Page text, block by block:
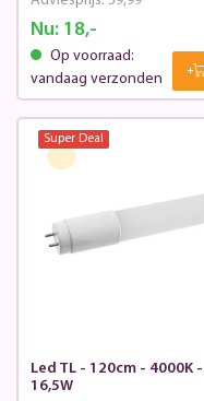
Nu:18,-
Op voorraad:
vandaag verzonden
Super Deal
Led TL - 120cm - 4000K -
16,5W